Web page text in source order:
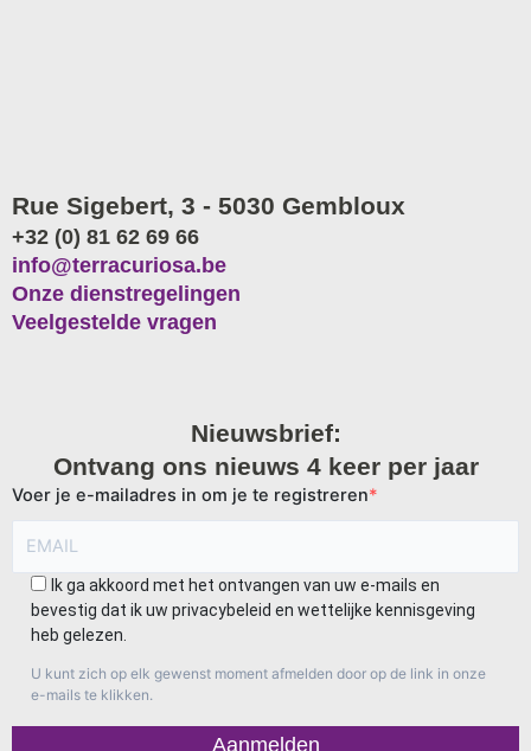
Rue Sigebert, 3 - 5030 Gembloux
+32 (0) 81 62 69 66
info@terracuriosa.be
Onze dienstregelingen
Veelgestelde vragen
Nieuwsbrief:
Ontvang ons nieuws 4 keer per jaar
Voer je e-mailadres in om je te registreren
Ik ga akkoord met het ontvangen van uw e-mails en
bevestig dat ik uw privacybeleid en wettelijke kennisgeving
heb gelezen.
U kunt zich op elk gewenst moment afmelden door op de link in onze
e-mails te klikken.
Aanmelden